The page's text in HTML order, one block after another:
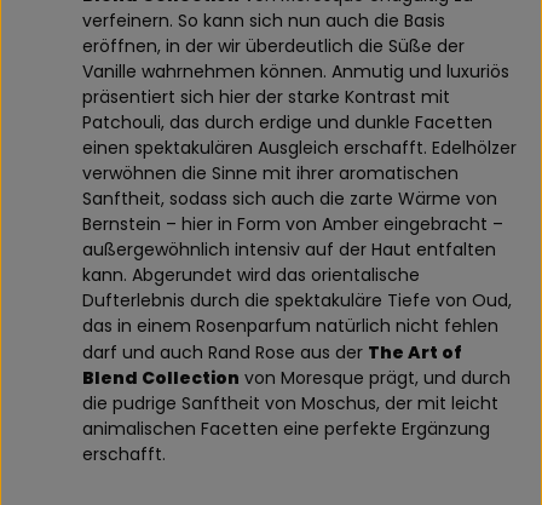
verfeinern. So kann sich nun auch die Basis
eröffnen, in der wir überdeutlich die Süße der
Vanille wahrnehmen können. Anmutig und luxuriös
präsentiert sich hier der starke Kontrast mit
Patchouli, das durch erdige und dunkle Facetten
einen spektakulären Ausgleich erschafft. Edelhölzer
verwöhnen die Sinne mit ihrer aromatischen
Sanftheit, sodass sich auch die zarte Wärme von
Bernstein – hier in Form von Amber eingebracht –
außergewöhnlich intensiv auf der Haut entfalten
kann. Abgerundet wird das orientalische
Dufterlebnis durch die spektakuläre Tiefe von Oud,
das in einem Rosenparfum natürlich nicht fehlen
darf und auch Rand Rose aus der The Art of
Blend Collection von Moresque prägt, und durch
die pudrige Sanftheit von Moschus, der mit leicht
animalischen Facetten eine perfekte Ergänzung
erschafft.